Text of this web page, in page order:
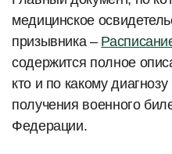
медицинское
призывника –
содержится полное
кто и по какому
получения военного
Федерации.